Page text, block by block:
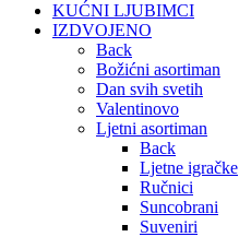
KUĆNI LJUBIMCI
IZDVOJENO
Back
Božićni asortiman
Dan svih svetih
Valentinovo
Ljetni asortiman
Back
Ljetne igračke
Ručnici
Suncobrani
Suveniri